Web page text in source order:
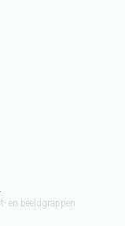
en beeldgrappen